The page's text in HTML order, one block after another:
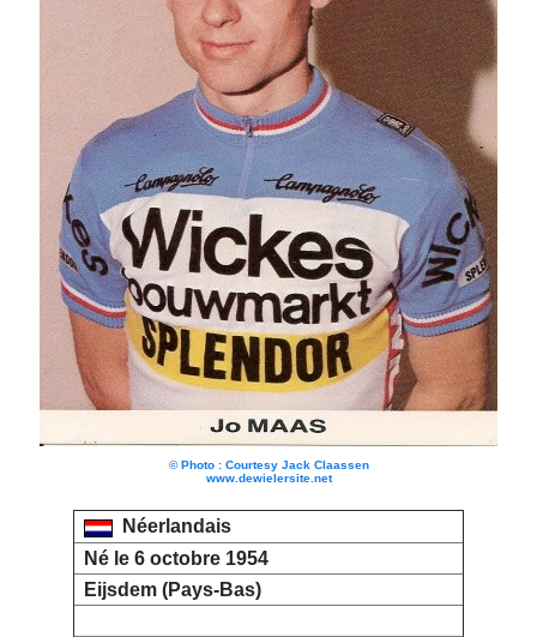
© Photo : Courtesy Jack Claassen
www.dewielersite.net
Néerlandais
Né le 6 octobre 1954
Eijsdem (Pays-Bas)